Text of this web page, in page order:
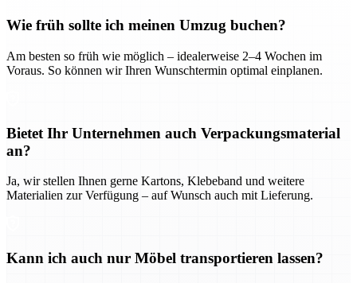
Wie früh sollte ich meinen Umzug buchen?
Am besten so früh wie möglich – idealerweise 2–4 Wochen im
Voraus. So können wir Ihren Wunschtermin optimal einplanen.
Bietet Ihr Unternehmen auch Verpackungsmaterial
an?
Ja, wir stellen Ihnen gerne Kartons, Klebeband und weitere
Materialien zur Verfügung – auf Wunsch auch mit Lieferung.
Kann ich auch nur Möbel transportieren lassen?